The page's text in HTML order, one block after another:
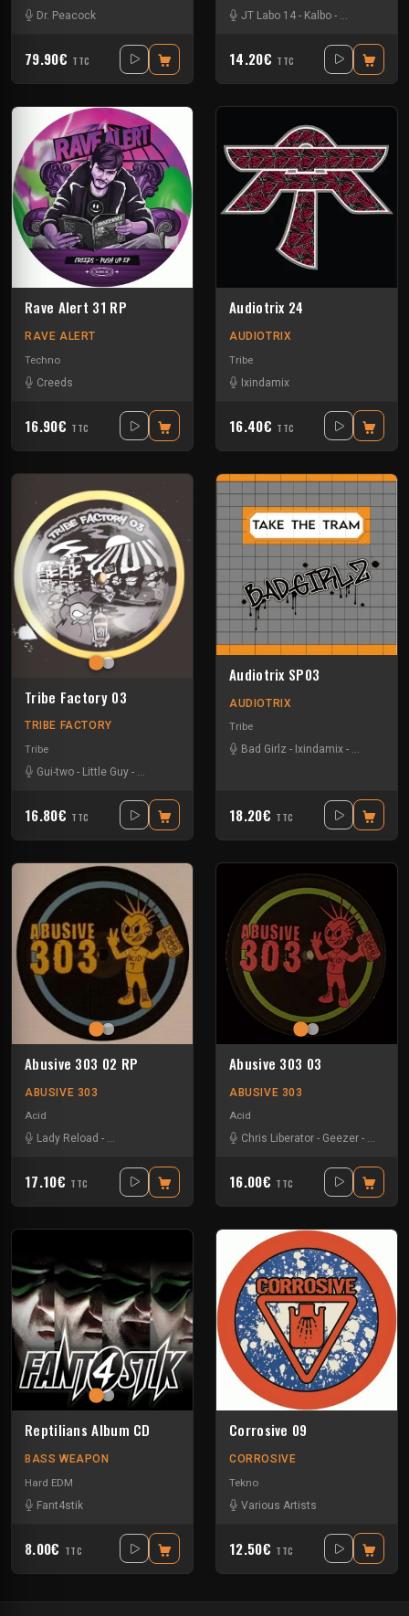
Dr. Peacock
79.90€ TTC
JT Labo 14 - Kalbo - Kick'Art
14.20€ TTC
Rave Alert 31 RP
RAVE ALERT
Techno
Creeds
16.90€ TTC
Audiotrix 24
AUDIOTRIX
Tribe
Ixindamix
16.40€ TTC
Tribe Factory 03
TRIBE FACTORY
Tribe
Gui-two - Little Guy - Tournevis
16.80€ TTC
Audiotrix SP03
AUDIOTRIX
Tribe
Bad Girlz - Ixindamix - Scallywag
18.20€ TTC
Abusive 303 02 RP
ABUSIVE 303
Acid
Lady Reload - Mobile Dogwash Tik Tok
17.10€ TTC
Abusive 303 03
ABUSIVE 303
Acid
Chris Liberator - Geezer - Squat
16.00€ TTC
Reptilians Album CD
BASS WEAPON
Hard EDM
Fant4stik
8.00€ TTC
Corrosive 09
CORROSIVE
Tekno
Various Artists
12.50€ TTC